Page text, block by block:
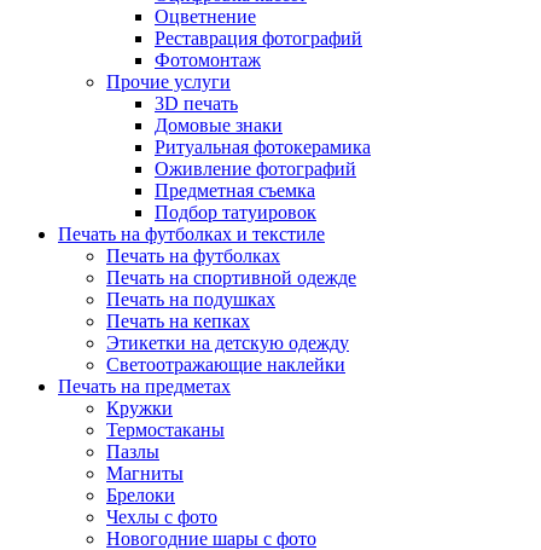
Оцветнение
Реставрация фотографий
Фотомонтаж
Прочие услуги
3D печать
Домовые знаки
Ритуальная фотокерамика
Оживление фотографий
Предметная съемка
Подбор татуировок
Печать на футболках и текстиле
Печать на футболках
Печать на спортивной одежде
Печать на подушках
Печать на кепках
Этикетки на детскую одежду
Светоотражающие наклейки
Печать на предметах
Кружки
Термостаканы
Пазлы
Магниты
Брелоки
Чехлы с фото
Новогодние шары с фото